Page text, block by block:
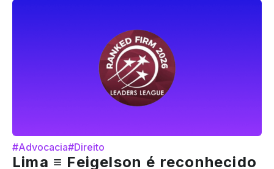
#Advocacia#Direito
Lima ≡ Feigelson é reconhecido